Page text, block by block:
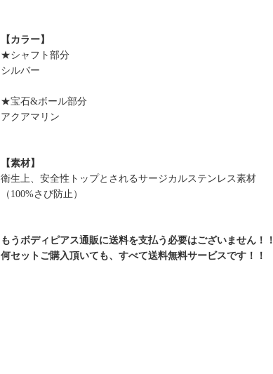
【カラー】
★シャフト部分
シルバー
★宝石&ボール部分
アクアマリン
【素材】
衛生上、安全性トップとされるサージカルステンレス素材
（100%さび防止）
もうボディピアス通販に送料を支払う必要はございません！！
何セットご購入頂いても、すべて送料無料サービスです！！